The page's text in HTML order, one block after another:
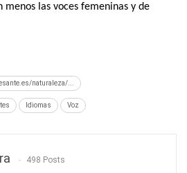
menos las voces femeninas y de
naturaleza/...
Idiomas Voz
498 Posts